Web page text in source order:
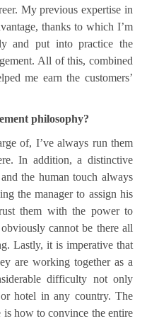
My previous expertise in
thanks to which I’m
and put into practice the
All of this, combined
me earn the customers’
philosophy?
of, I’ve always run them
In addition, a distinctive
the human touch always
the manager to assign his
them with the power to
cannot be there all
Lastly, it is imperative that
are working together as a
difficulty not only
hotel in any country. The
is how to convince the entire